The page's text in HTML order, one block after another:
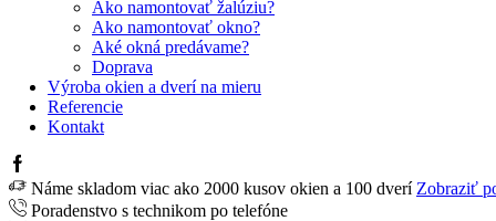
Ako namontovať žalúziu?
Ako namontovať okno?
Aké okná predávame?
Doprava
Výroba okien a dverí na mieru
Referencie
Kontakt
Náme skladom viac ako 2000 kusov okien a 100 dverí Zobraziť
Poradenstvo s technikom po telefóne